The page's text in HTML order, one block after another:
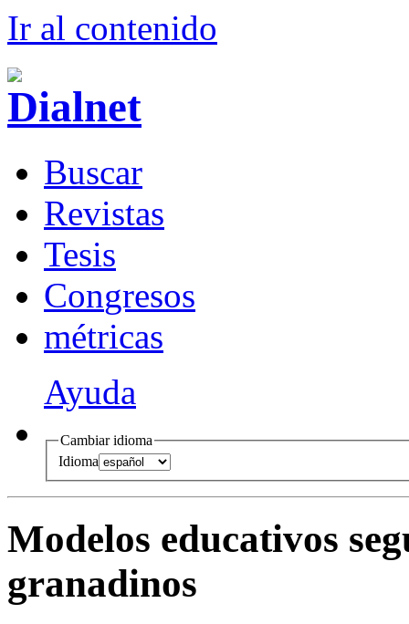
Ir al contenido
Buscar
Revistas
Tesis
Congresos
métricas
Ayuda
Cambiar idioma
Idioma
Modelos educativos
granadinos